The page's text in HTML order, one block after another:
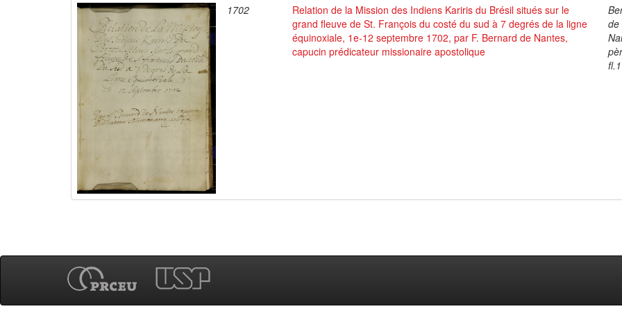
1702
Relation de la Mission des Indiens Kariris du Brésil situés sur le
grand fleuve de St. François du costé du sud à 7 degrés de la ligne
équinoxiale, 1e-12 septembre 1702, par F. Bernard de Nantes,
capucin prédicateur missionaire apostolique
de